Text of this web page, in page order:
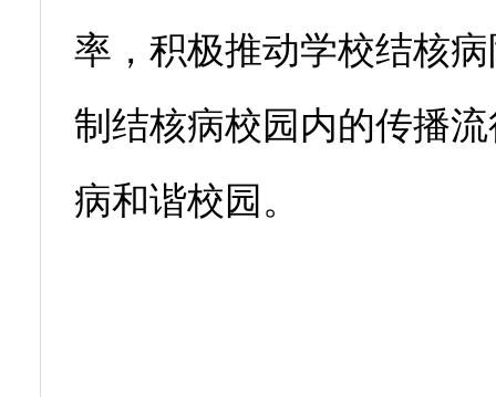
率，积极推动学校结核
制结核病校园内的传播
病和谐校园。